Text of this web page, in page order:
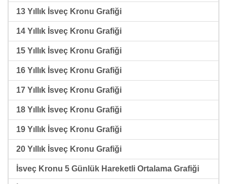
13 Yıllık İsveç Kronu Grafiği
14 Yıllık İsveç Kronu Grafiği
15 Yıllık İsveç Kronu Grafiği
16 Yıllık İsveç Kronu Grafiği
17 Yıllık İsveç Kronu Grafiği
18 Yıllık İsveç Kronu Grafiği
19 Yıllık İsveç Kronu Grafiği
20 Yıllık İsveç Kronu Grafiği
İsveç Kronu 5 Günlük Hareketli Ortalama Grafiği